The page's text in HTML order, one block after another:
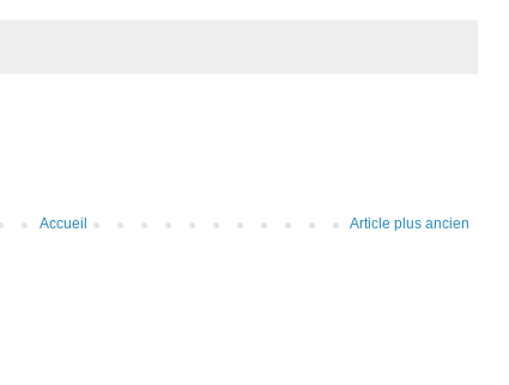
Article plus ancien
Accueil